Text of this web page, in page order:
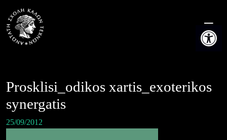
Ανοίξτε
content
Prosklisi_odikos xartis_exoterikos
synergatis
25/09/2012